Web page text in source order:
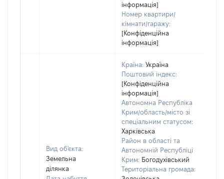
інформація]
Номер квартири/
кімнати/гаражу:
[Конфіденційна
інформація]
Вид об'єкта:
Земельна
ділянка
Країна: Україна
Поштовий індекс:
[Конфіденційна
інформація]
Автономна Республіка
Крим/область/місто зі
спеціальним статусом:
Харківська
Район в області та
Автономній Республіці
Крим: Богодухівський
Територіальна громада: